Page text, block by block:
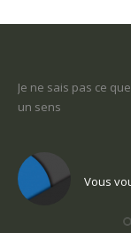
Je ne sais pas ce
un sens
Vous